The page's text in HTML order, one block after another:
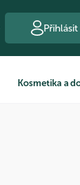
Přihlásit
Kosmetika a